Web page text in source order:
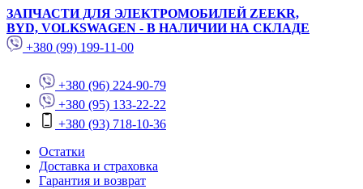
ЗАПЧАСТИ ДЛЯ ЭЛЕКТРОМОБИЛЕЙ ZEEKR,
BYD, VOLKSWAGEN - В НАЛИЧИИ НА СКЛАДЕ
+380 (99) 199-11-00
+380 (96) 224-90-79
+380 (95) 133-22-22
+380 (93) 718-10-36
Остатки
Доставка и страховка
Гарантия и возврат